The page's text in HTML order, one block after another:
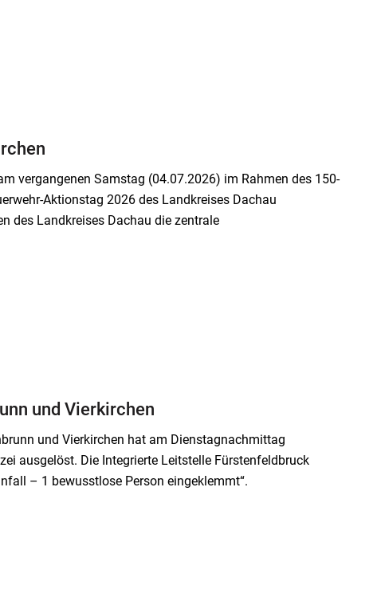
vergangenen Samstag (04.07.2026) im Rahmen des 150-
Aktionstag 2026 des Landkreises Dachau
des Landkreises Dachau die zentrale
und Vierkirchen
und Vierkirchen hat am Dienstagnachmittag
ausgelöst. Die Integrierte Leitstelle Fürstenfeldbruck
– 1 bewusstlose Person eingeklemmt“.